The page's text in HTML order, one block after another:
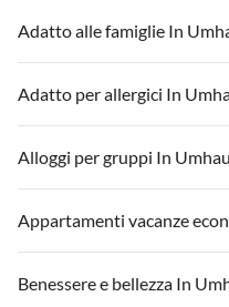
Adatto alle famiglie In
Adatto per allergici In
Alloggi per gruppi In
Appartamenti vacanze
Benessere e bellezza In